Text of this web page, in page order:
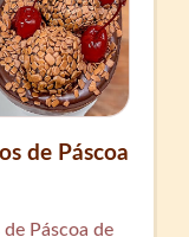
de Páscoa
Páscoa de